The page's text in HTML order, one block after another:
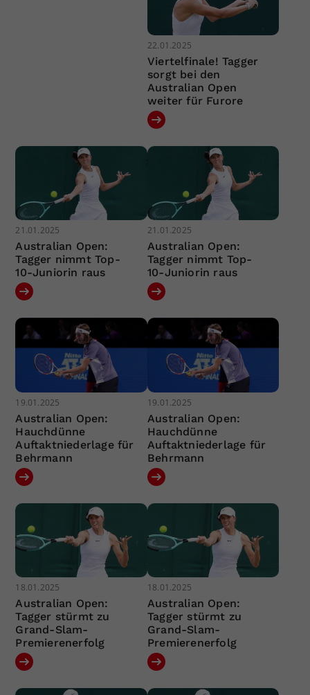
22.01.2025
Viertelfinale! Tagger
sorgt bei den
Australian Open
weiter für Furore
21.01.2025
Australian Open:
Tagger nimmt Top-
10-Juniorin raus
21.01.2025
Australian Open:
Tagger nimmt Top-
10-Juniorin raus
19.01.2025
Australian Open:
Hauchdünne
Auftaktniederlage für
Behrmann
19.01.2025
Australian Open:
Hauchdünne
Auftaktniederlage für
Behrmann
18.01.2025
Australian Open:
Tagger stürmt zu
Grand-Slam-
Premierenerfolg
18.01.2025
Australian Open:
Tagger stürmt zu
Grand-Slam-
Premierenerfolg